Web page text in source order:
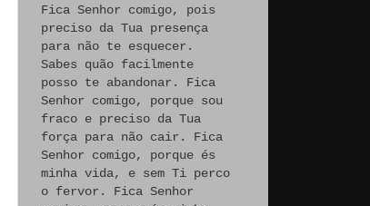
Fica Senhor comigo, pois
preciso da Tua presença
para não te esquecer.
Sabes quão facilmente
posso te abandonar. Fica
Senhor comigo, porque sou
fraco e preciso da Tua
força para não cair. Fica
Senhor comigo, porque és
minha vida, e sem Ti perco
o fervor. Fica Senhor